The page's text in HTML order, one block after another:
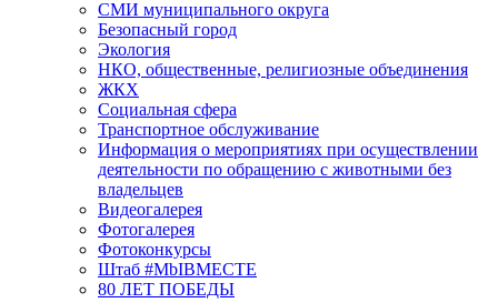
СМИ муниципального округа
Безопасный город
Экология
НКО, общественные, религиозные объединения
ЖКХ
Социальная сфера
Транспортное обслуживание
Информация о мероприятиях при осуществлении
деятельности по обращению с животными без
владельцев
Видеогалерея
Фотогалерея
Фотоконкурсы
Штаб #MbIBMECTE
80 ЛЕТ ПОБЕДЫ